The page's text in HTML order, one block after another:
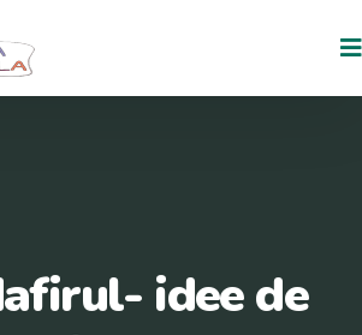
idee de